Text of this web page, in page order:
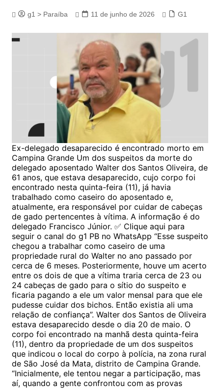
g1 > Paraíba 11 de junho de 2026 G1
Ex-delegado desaparecido é encontrado morto em
Campina Grande Um dos suspeitos da morte do
delegado aposentado Walter dos Santos Oliveira, de
61 anos, que estava desaparecido, cujo corpo foi
encontrado nesta quinta-feira (11), já havia
trabalhado como caseiro do aposentado e,
atualmente, era responsável por cuidar de cabeças
de gado pertencentes à vítima. A informação é do
delegado Francisco Júnior. ✅ Clique aqui para
seguir o canal do g1 PB no WhatsApp “Esse suspeito
chegou a trabalhar como caseiro de uma
propriedade rural do Walter no ano passado por
cerca de 6 meses. Posteriormente, houve um acerto
entre os dois de que a vítima traria cerca de 23 ou
24 cabeças de gado para o sítio do suspeito e
ficaria pagando a ele um valor mensal para que ele
pudesse cuidar dos bichos. Então existia ali uma
relação de confiança”. Walter dos Santos de Oliveira
estava desaparecido desde o dia 20 de maio. O
corpo foi encontrado na manhã desta quinta-feira
(11), dentro da propriedade de um dos suspeitos
que indicou o local do corpo à polícia, na zona rural
de São José da Mata, distrito de Campina Grande.
“Inicialmente, ele tentou negar a participação, mas
aí, quando a gente confrontou com as provas